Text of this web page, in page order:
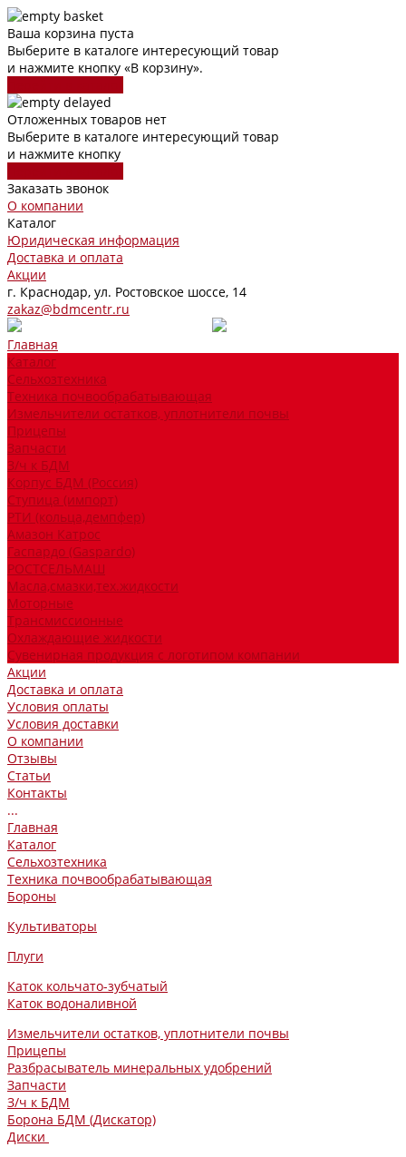
Ваша корзина пуста
Выберите в каталоге интересующий товар
и нажмите кнопку «В корзину».
Отложенных товаров нет
Выберите в каталоге интересующий товар
и нажмите кнопку
Заказать звонок
О компании
Каталог
Юридическая информация
Доставка и оплата
Акции
г. Краснодар, ул. Ростовское шоссе, 14
zakaz@bdmcentr.ru
Главная
Каталог
Сельхозтехника
Техника почвообрабатывающая
Измельчители остатков, уплотнители почвы
Прицепы
Запчасти
З/ч к БДМ
Корпус БДМ (Россия)
Ступица (импорт)
РТИ (кольца,демпфер)
Амазон Катрос
Гаспардо (Gaspardo)
РОСТСЕЛЬМАШ
Масла,смазки,тех.жидкости
Моторные
Трансмиссионные
Охлаждающие жидкости
Сувенирная продукция с логотипом компании
Акции
Доставка и оплата
Условия оплаты
Условия доставки
О компании
Отзывы
Статьи
Контакты
...
Главная
Каталог
Сельхозтехника
Техника почвообрабатывающая
Бороны
Культиваторы
Плуги
Каток кольчато-зубчатый
Каток водоналивной
Измельчители остатков, уплотнители почвы
Прицепы
Разбрасыватель минеральных удобрений
Запчасти
З/ч к БДМ
Борона БДМ (Дискатор)
Диски